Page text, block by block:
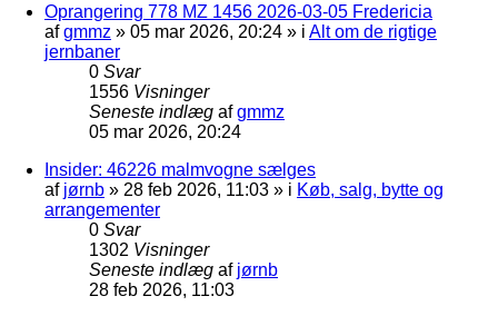
Oprangering 778 MZ 1456 2026-03-05 Fredericia
afgmmz » 05 mar 2026, 20:24 » i Alt om de rigtige
jernbaner
0 Svar
1556 Visninger
Seneste indlæg afgmmz
05 mar 2026, 20:24
Insider: 46226 malmvogne sælges
af jørnb » 28 feb 2026, 11:03 » i Køb, salg, bytte og
arrangementer
0 Svar
1302 Visninger
Seneste indlæg af jørnb
28 feb 2026, 11:03